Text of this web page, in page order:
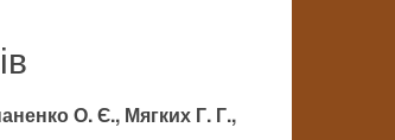
О. Є., Мягких Г. Г.,